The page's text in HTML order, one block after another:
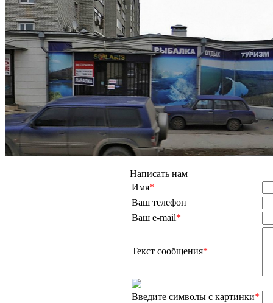
Написать нам
Имя*
Ваш телефон
Ваш e-mail*
Текст сообщения*
Введите символы с картинки*